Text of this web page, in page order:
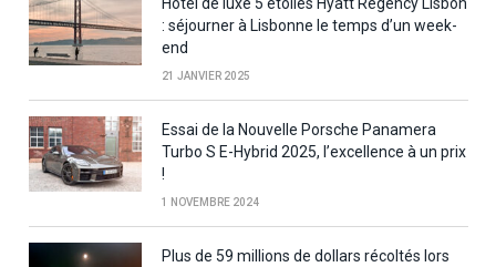
: séjourner à Lisbonne le temps d’un week-
end
21 JANVIER 2025
Essai de la Nouvelle Porsche Panamera
Turbo S E-Hybrid 2025, l’excellence à un prix
!
1 NOVEMBRE 2024
Plus de 59 millions de dollars récoltés lors